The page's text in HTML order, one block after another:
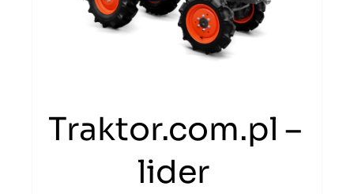
Traktor.com.pl –
lider